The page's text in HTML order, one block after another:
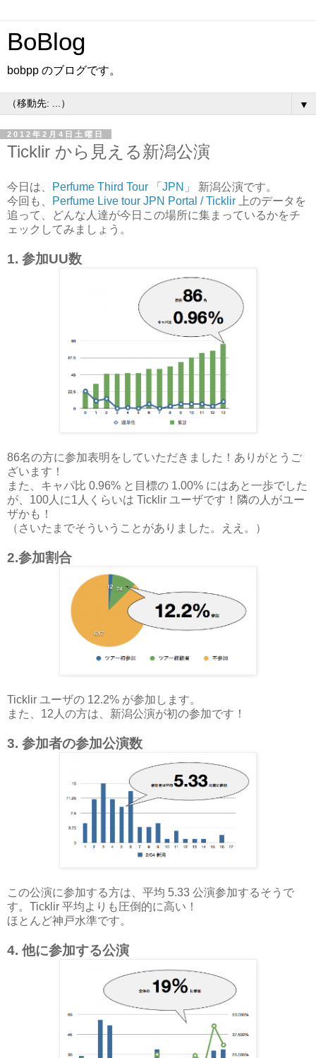
BoBlog
bobpp のブログです。
▼
2012年2月4日土曜日
Ticklir から見える新潟公演
今日は、 Perfume Third Tour 「JPN」
新潟公演です。
今回も、
Perfume Live tour JPN Portal / Ticklir 上のデータを
追って、どんな人達が今日この場所に集まっているかをチ
ェックしてみましょう。
1. 参加UU数
86名の方に参加表明をしていただきました！ありがとうご
ざいます！
また、キャパ比 0.96% と目標の 1.00% にはあと一歩でした
が、100人に1人くらいは Ticklir ユーザです！隣の人がユー
ザかも！
（さいたまでそういうことがありました。ええ。）
2.参加割合
Ticklir ユーザの 12.2% が参加します。
また、12人の方は、新潟公演が初の参加です！
3. 参加者の参加公演数
この公演に参加する方は、平均 5.33 公演参加するそうで
す。Ticklir 平均よりも圧倒的に高い！
ほとんど神戸水準です。
4. 他に参加する公演